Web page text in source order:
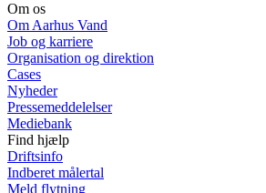
Om os
Om Aarhus Vand
Job og karriere
Organisation og direktion
Cases
Nyheder
Pressemeddelelser
Mediebank
Find hjælp
Driftsinfo
Indberet målertal
Meld flytning